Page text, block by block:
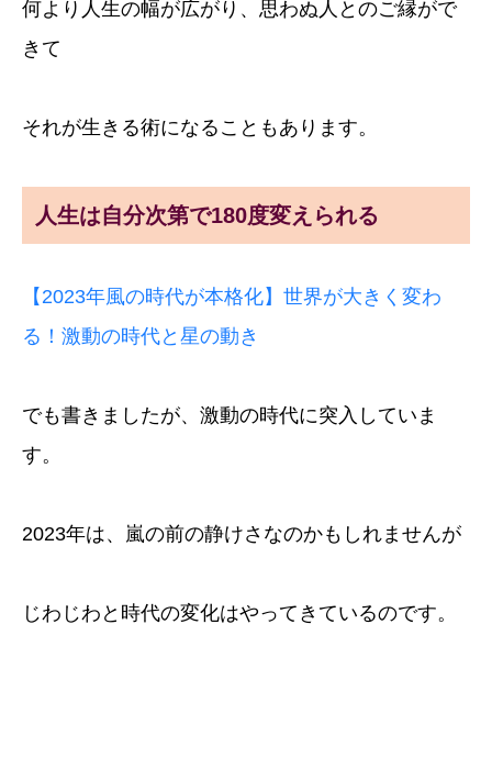
何より人生の幅が広がり、思わぬ人とのご縁がで
きて
それが生きる術になることもあります。
人生は自分次第で180度変えられる
【2023年風の時代が本格化】世界が大きく変わ
る！激動の時代と星の動き
でも書きましたが、激動の時代に突入していま
す。
2023年は、嵐の前の静けさなのかもしれませんが
じわじわと時代の変化はやってきているのです。